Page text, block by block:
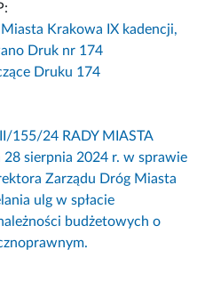
Miasta Krakowa IX kadencji,
Druk nr 174
Druku 174
155/24 RADY MIASTA
28 sierpnia 2024 r. w sprawie
Zarządu Dróg Miasta
ulg w spłacie
budżetowych o